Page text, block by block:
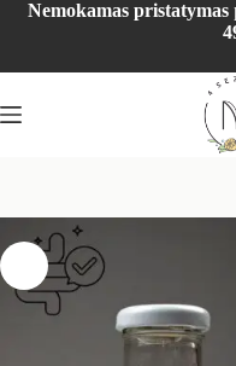
Nemokamas pristatymas